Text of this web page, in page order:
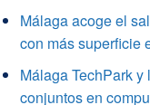
Málaga acoge el
con más superficie
Málaga TechPark
conjuntos en